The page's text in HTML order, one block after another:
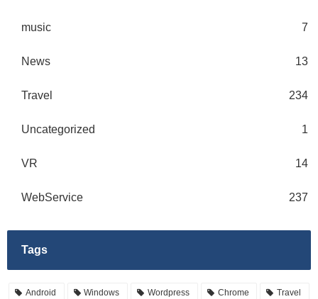
music 7
News 13
Travel 234
Uncategorized 1
VR 14
WebService 237
Tags
Android Windows Wordpress Chrome Travel